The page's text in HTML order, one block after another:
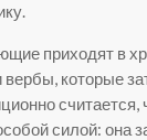
приходят в
вербы, которые
силой: она